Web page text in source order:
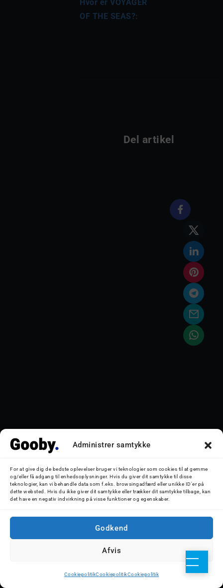
Administrer samtykke
For at give dig de bedste oplevelser bruger vi teknologier som cookies til at gemme
og/eller få adgang til enhedsoplysninger. Hvis du giver dit samtykke til disse
teknologier, kan vi behandle data som f.eks. browsingadfærd eller unikke ID'er på
dette websted. Hvis du ikke giver dit samtykke eller trækker dit samtykke tilbage, kan
det have en negativ indvirkning på visse funktioner og egenskaber.
Godkend
Afvis
CookiepolitikCookiepolitikCookiepolitik
Hvor er VOYAGER
OF THE SEAS?:
Del artikel